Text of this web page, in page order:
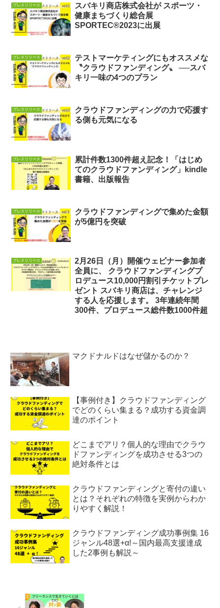
プレスリリース
スバキリ商店株式会社が スポーツ・
健康まちづくり総合展
SPORTEC®2023に出展
プレスリリース
テストマーケティングにもオススメな
〝クラウドファンディング〟 ──スバ
キリ一味の4つのプラン
プレスリリース
クラウドファンディングの力で応援す
る側も元気になる
プレスリリース
累計件数1300件超え記念！「はじめ
てのクラウドファンディング」kindle
書籍、出版報告
プレスリリース
クラウドファンディングで集めた金額
が5億円を突破
プレスリリース
2月26日（月）開催ウェビナー参加者
全員に、 クラウドファンディングプ
ロデュース10,000円割引チケットプレ
ゼント スバキリ商店は、チャレンジ
する人を応援します。 3年連続年間
300件、プロデュース総件数1000件超
マクドナルドはなぜ儲かるのか？
【事例付き】クラウドファンディング
でどのくらい集まる？成功する資金調
達のポイント
どこまでアリ？個人的な理由でクラウ
ドファンディングを成功させる3つの
絶対条件とは
クラウドファンディングと寄付の違い
とは？それぞれの特徴を実例からわか
りやすく解説！
クラウドファンディング成功事例集 16
ジャンル48選+α!～国内最高支援達成
した2事例も解説～